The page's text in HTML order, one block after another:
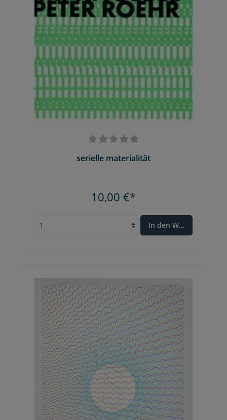
serielle materialität
10,00 €*
In den Warenkorb